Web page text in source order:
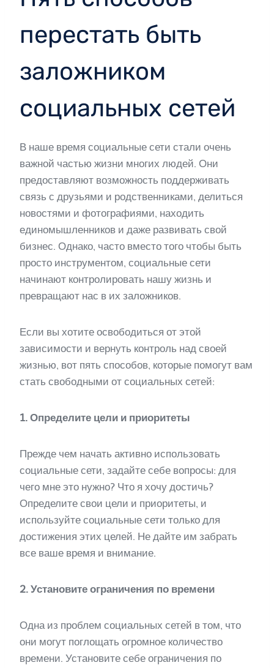
перестать быть
заложником
социальных сетей
В наше время социальные сети стали очень
важной частью жизни многих людей. Они
предоставляют возможность поддерживать
связь с друзьями и родственниками, делиться
новостями и фотографиями, находить
единомышленников и даже развивать свой
бизнес. Однако, часто вместо того чтобы быть
просто инструментом, социальные сети
начинают контролировать нашу жизнь и
превращают нас в их заложников.
Если вы хотите освободиться от этой
зависимости и вернуть контроль над своей
жизнью, вот пять способов, которые помогут вам
стать свободными от социальных сетей:
1. Определите цели и приоритеты
Прежде чем начать активно использовать
социальные сети, задайте себе вопросы: для
чего мне это нужно? Что я хочу достичь?
Определите свои цели и приоритеты, и
используйте социальные сети только для
достижения этих целей. Не дайте им забрать
все ваше время и внимание.
2. Установите ограничения по времени
Одна из проблем социальных сетей в том, что
они могут поглощать огромное количество
времени. Установите себе ограничения по